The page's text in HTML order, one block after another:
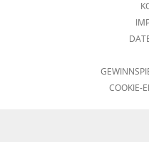
COOKIE-